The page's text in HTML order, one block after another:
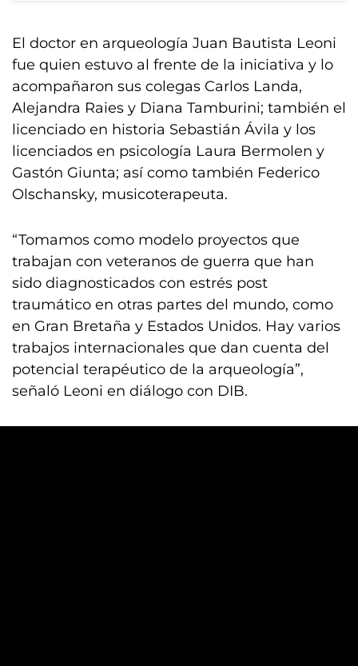
El doctor en arqueología Juan Bautista Leoni
fue quien estuvo al frente de la iniciativa y lo
acompañaron sus colegas Carlos Landa,
Alejandra Raies y Diana Tamburini; también el
licenciado en historia Sebastián Ávila y los
licenciados en psicología Laura Bermolen y
Gastón Giunta; así como también Federico
Olschansky, musicoterapeuta.
“Tomamos como modelo proyectos que
trabajan con veteranos de guerra que han
sido diagnosticados con estrés post
traumático en otras partes del mundo, como
en Gran Bretaña y Estados Unidos. Hay varios
trabajos internacionales que dan cuenta del
potencial terapéutico de la arqueología”,
señaló Leoni en diálogo con DIB.